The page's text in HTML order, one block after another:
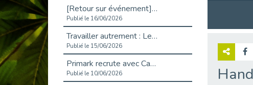
[Retour sur événement] L'inclusion au cœur de la Place de l'Emploi à La Défense !
Publié le 16/06/2026
Travailler autrement : Le défi de l'intégration des maladies chroniques en entreprise
Publié le 15/06/2026
Primark recrute avec Cap Emploi 92, une matinée couronnée de succès !
Publié le 10/06/2026